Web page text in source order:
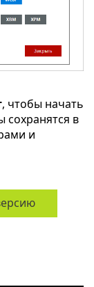
, чтобы начать
сохранятся в
и